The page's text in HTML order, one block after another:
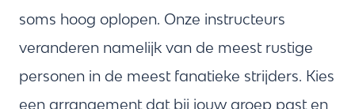
soms hoog oplopen. Onze instructeurs
veranderen namelijk van de meest rustige
personen in de meest fanatieke strijders. Kies
een arrangement dat bij jouw groep past en